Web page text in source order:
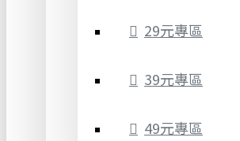
29元專區
39元專區
49元專區